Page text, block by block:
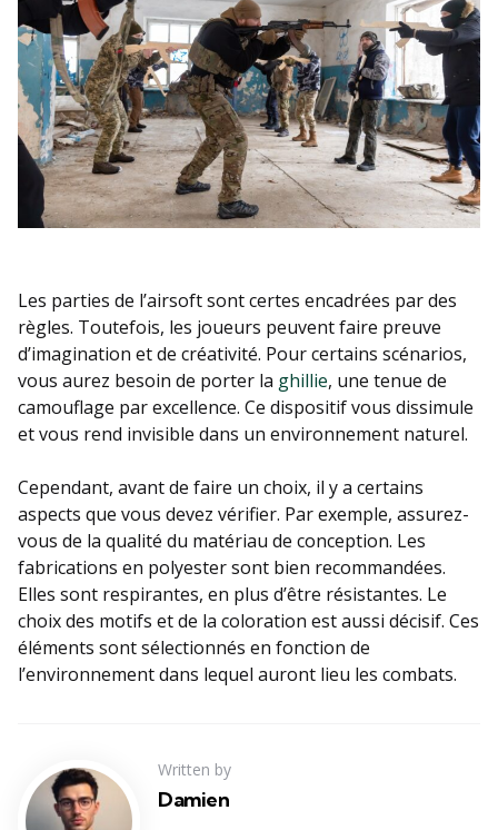
Les parties de l’airsoft sont certes encadrées par des
règles. Toutefois, les joueurs peuvent faire preuve
d’imagination et de créativité. Pour certains scénarios,
vous aurez besoin de porter la ghillie, une tenue de
camouflage par excellence. Ce dispositif vous dissimule
et vous rend invisible dans un environnement naturel.
Cependant, avant de faire un choix, il y a certains
aspects que vous devez vérifier. Par exemple, assurez-
vous de la qualité du matériau de conception. Les
fabrications en polyester sont bien recommandées.
Elles sont respirantes, en plus d’être résistantes. Le
choix des motifs et de la coloration est aussi décisif. Ces
éléments sont sélectionnés en fonction de
l’environnement dans lequel auront lieu les combats.
Written by
Damien